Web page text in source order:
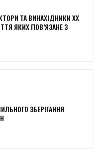
ТА ВИНАХІДНИКИ XX
ЯКИХ ПОВ’ЯЗАНЕ З
ЗБЕРІГАННЯ